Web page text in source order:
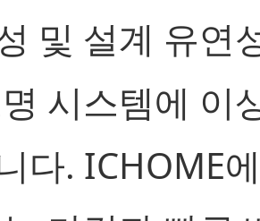
및 설계 유연
시스템에 이
다. ICHOME